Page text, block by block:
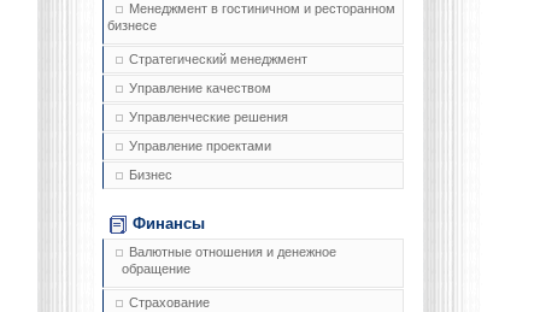
Менеджмент в гостиничном и ресторанном
бизнесе
Стратегический менеджмент
Управление качеством
Управленческие решения
Управление проектами
Бизнес
Финансы
Валютные отношения и денежное
обращение
Страхование